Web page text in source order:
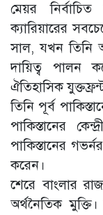
মেয়র
ক্যারিয়ারের
সাল, যখন তিনি
দায়িত্ব পালন
ঐতিহাসিক
তিনি পূর্ব
পাকিস্তানের
পাকিস্তানের
করেন।
​শেরে বাংলার
অর্থনৈতিক